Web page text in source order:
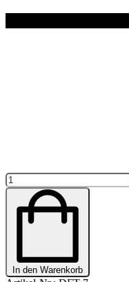
FILZ
TASCHE
GLITZER
"DOG
WALKER"
In den Warenkorb